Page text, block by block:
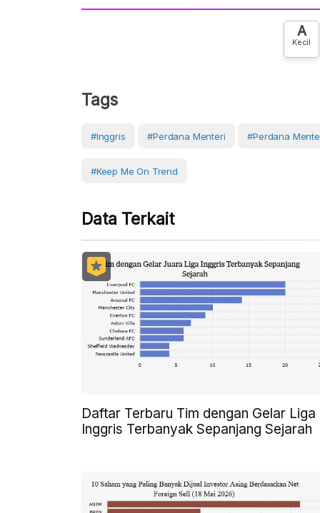
A
Kecil
Tags
#Inggris #perdana Menteri #perdana
#Keep Me On Trend
Data Terkait
Daftar Terbaru Tim dengan Gelar Liga
Inggris Terbanyak Sepanjang Sejarah